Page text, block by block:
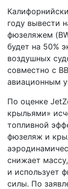
году вывести
фюзеляжем
будет на 50%
воздушных
совместно с
авиационным
По оценке
крыльями»
топливной
фюзеляж и
снижает
и использует
силы. По